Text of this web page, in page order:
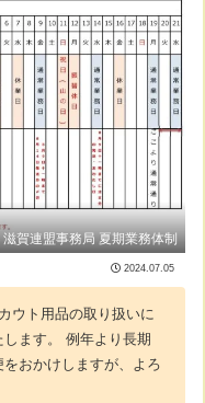
賀連盟事務局 夏期業務体制
2024.07.05
ウト用品の取り扱いに
ます。 例年より長期
おかけしますが、よろ